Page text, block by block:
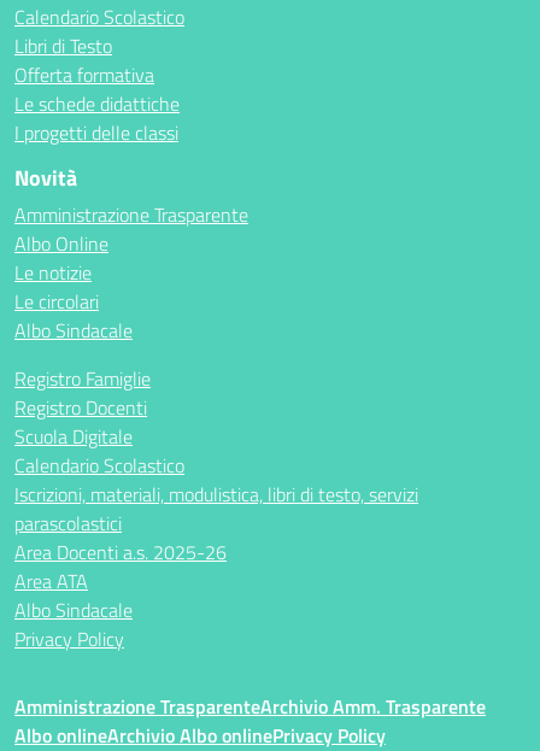
Calendario Scolastico
Libri di Testo
Offerta formativa
Le schede didattiche
I progetti delle classi
Novità
Amministrazione Trasparente
Albo Online
Le notizie
Le circolari
Albo Sindacale
Registro Famiglie
Registro Docenti
Scuola Digitale
Calendario Scolastico
Iscrizioni, materiali, modulistica, libri di testo, servizi
parascolastici
Area Docenti a.s. 2025-26
Area ATA
Albo Sindacale
Privacy Policy
Amministrazione TrasparenteArchivio Amm. Trasparente
Albo onlineArchivio Albo onlinePrivacy Policy